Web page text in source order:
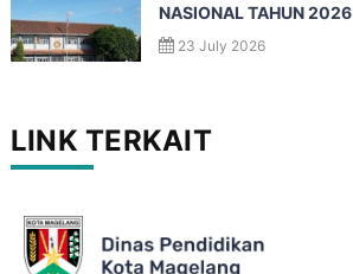
NASIONAL TAHUN 2026
23 July 2026
LINK TERKAIT